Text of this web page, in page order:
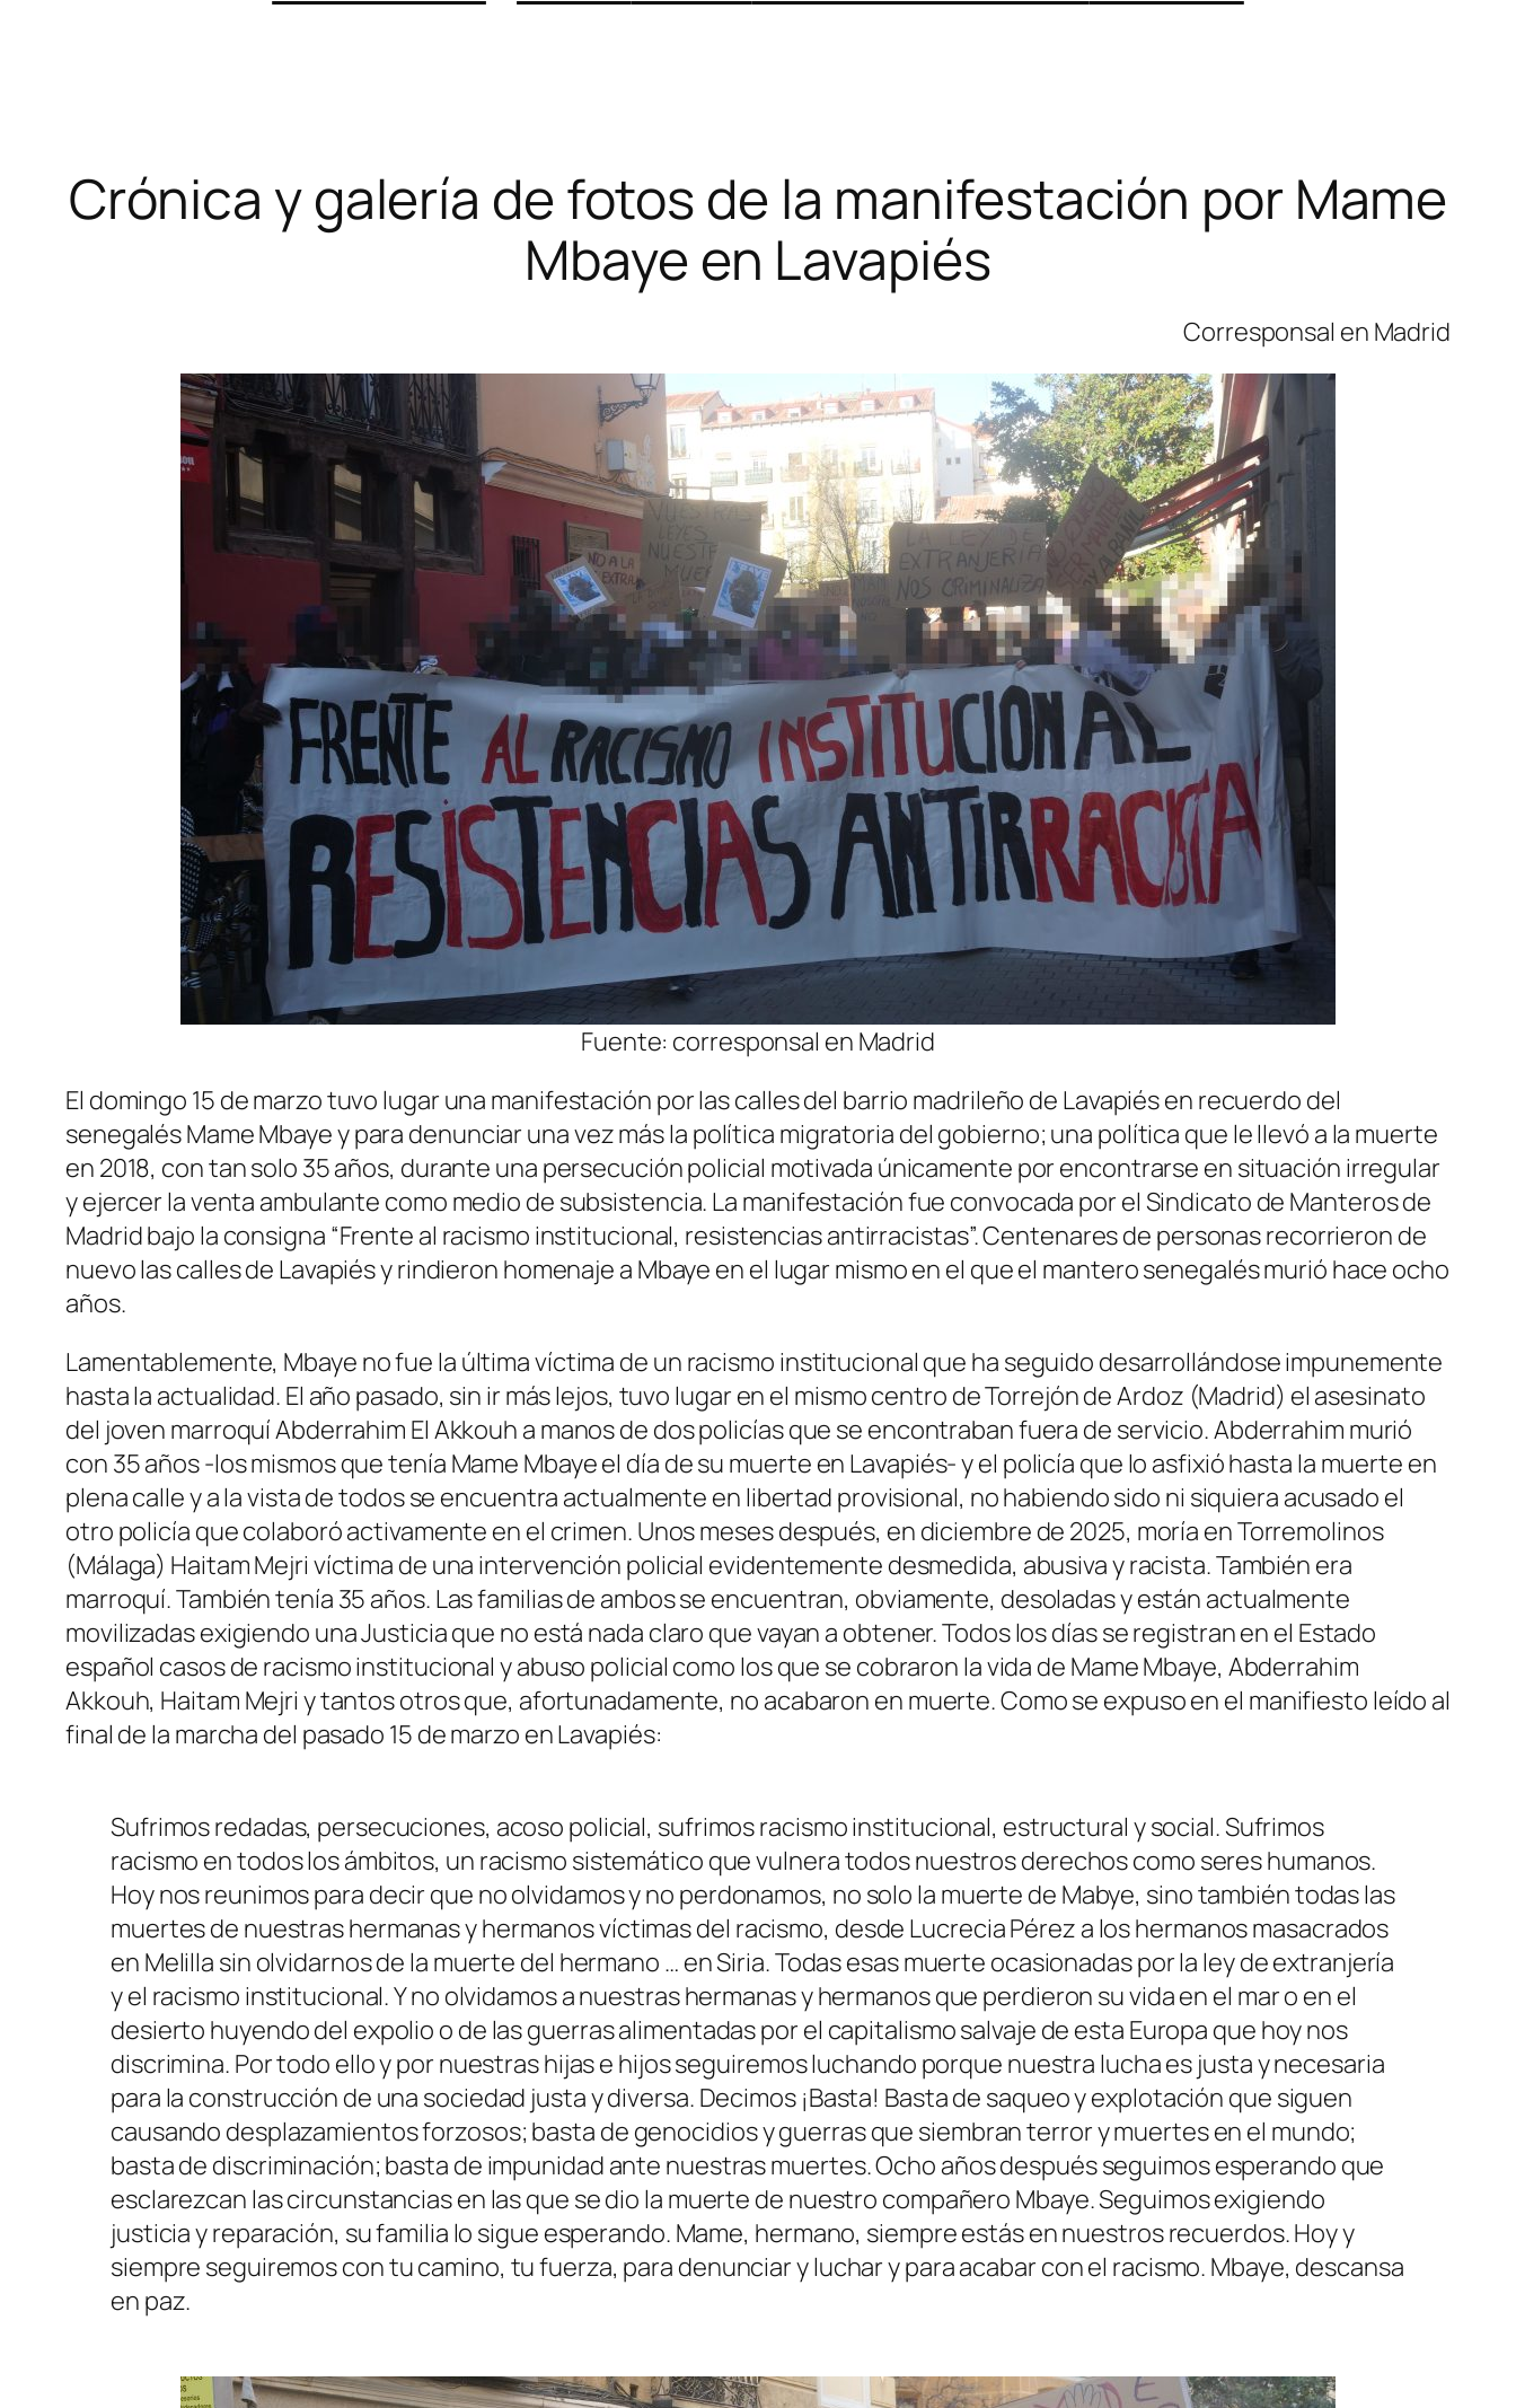
Crónica y galería de fotos de la manifestación por Mame
Mbaye en Lavapiés
Corresponsal en Madrid
Fuente: corresponsal en Madrid
El domingo 15 de marzo tuvo lugar una manifestación por las calles del barrio madrileño de Lavapiés en recuerdo del
senegalés Mame Mbaye y para denunciar una vez más la política migratoria del gobierno; una política que le llevó a la muerte
en 2018, con tan solo 35 años, durante una persecución policial motivada únicamente por encontrarse en situación irregular
y ejercer la venta ambulante como medio de subsistencia. La manifestación fue convocada por el Sindicato de Manteros de
Madrid bajo la consigna “Frente al racismo institucional, resistencias antirracistas”. Centenares de personas recorrieron de
nuevo las calles de Lavapiés y rindieron homenaje a Mbaye en el lugar mismo en el que el mantero senegalés murió hace ocho
años.
Lamentablemente, Mbaye no fue la última víctima de un racismo institucional que ha seguido desarrollándose impunemente
hasta la actualidad. El año pasado, sin ir más lejos, tuvo lugar en el mismo centro de Torrejón de Ardoz (Madrid) el asesinato
del joven marroquí Abderrahim El Akkouh a manos de dos policías que se encontraban fuera de servicio. Abderrahim murió
con 35 años -los mismos que tenía Mame Mbaye el día de su muerte en Lavapiés- y el policía que lo asfixió hasta la muerte en
plena calle y a la vista de todos se encuentra actualmente en libertad provisional, no habiendo sido ni siquiera acusado el
otro policía que colaboró activamente en el crimen. Unos meses después, en diciembre de 2025, moría en Torremolinos
(Málaga) Haitam Mejri víctima de una intervención policial evidentemente desmedida, abusiva y racista. También era
marroquí. También tenía 35 años. Las familias de ambos se encuentran, obviamente, desoladas y están actualmente
movilizadas exigiendo una Justicia que no está nada claro que vayan a obtener. Todos los días se registran en el Estado
español casos de racismo institucional y abuso policial como los que se cobraron la vida de Mame Mbaye, Abderrahim
Akkouh, Haitam Mejri y tantos otros que, afortunadamente, no acabaron en muerte. Como se expuso en el manifiesto leído al
final de la marcha del pasado 15 de marzo en Lavapiés:
Sufrimos redadas, persecuciones, acoso policial, sufrimos racismo institucional, estructural y social. Sufrimos
racismo en todos los ámbitos, un racismo sistemático que vulnera todos nuestros derechos como seres humanos.
Hoy nos reunimos para decir que no olvidamos y no perdonamos, no solo la muerte de Mabye, sino también todas las
muertes de nuestras hermanas y hermanos víctimas del racismo, desde Lucrecia Pérez a los hermanos masacrados
en Melilla sin olvidarnos de la muerte del hermano … en Siria. Todas esas muerte ocasionadas por la ley de extranjería
y el racismo institucional. Y no olvidamos a nuestras hermanas y hermanos que perdieron su vida en el mar o en el
desierto huyendo del expolio o de las guerras alimentadas por el capitalismo salvaje de esta Europa que hoy nos
discrimina. Por todo ello y por nuestras hijas e hijos seguiremos luchando porque nuestra lucha es justa y necesaria
para la construcción de una sociedad justa y diversa. Decimos ¡Basta! Basta de saqueo y explotación que siguen
causando desplazamientos forzosos; basta de genocidios y guerras que siembran terror y muertes en el mundo;
basta de discriminación; basta de impunidad ante nuestras muertes. Ocho años después seguimos esperando que
esclarezcan las circunstancias en las que se dio la muerte de nuestro compañero Mbaye. Seguimos exigiendo
justicia y reparación, su familia lo sigue esperando. Mame, hermano, siempre estás en nuestros recuerdos. Hoy y
siempre seguiremos con tu camino, tu fuerza, para denunciar y luchar y para acabar con el racismo. Mbaye, descansa
en paz.